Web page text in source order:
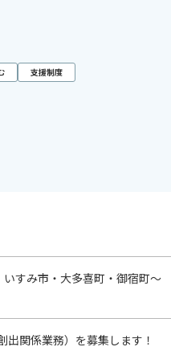
支援制度
すみ市・大多喜町・御宿町～
出関係業務）を募集します！